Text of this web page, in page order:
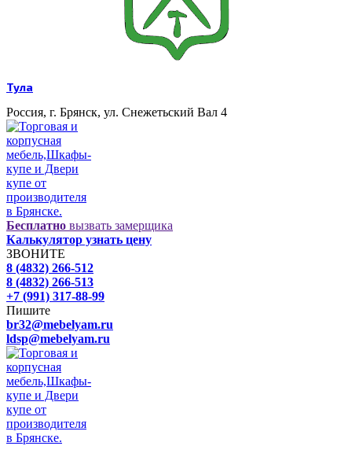
Тула
Россия, г. Брянск, ул. Снежетьский Вал 4
Бесплатно вызвать замерщика
Калькулятор узнать цену
ЗВОНИТЕ
8 (4832) 266-512
8 (4832) 266-513
+7 (991) 317-88-99
Пишите
br32@mebelyam.ru
ldsp@mebelyam.ru